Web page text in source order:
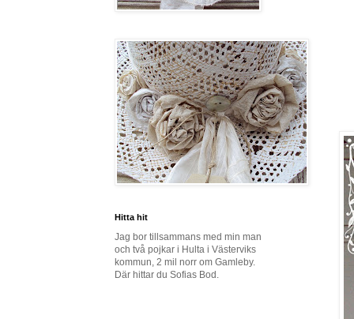
Hitta hit
Jag bor tillsammans med min man
och två pojkar i Hulta i Västerviks
kommun, 2 mil norr om Gamleby.
Där hittar du Sofias Bod.